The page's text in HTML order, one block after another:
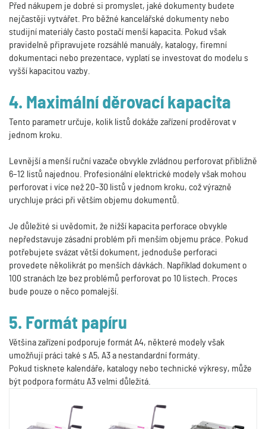
Před nákupem je dobré si promyslet, jaké dokumenty budete
nejčastěji vytvářet. Pro běžné kancelářské dokumenty nebo
studijní materiály často postačí menší kapacita. Pokud však
pravidelně připravujete rozsáhlé manuály, katalogy, firemní
dokumentaci nebo prezentace, vyplatí se investovat do modelu s
vyšší kapacitou vazby.
4. Maximální děrovací kapacita
Tento parametr určuje, kolik listů dokáže zařízení proděrovat v
jednom kroku.
Levnější a menší ruční vazače obvykle zvládnou perforovat přibližně
6–12 listů najednou. Profesionální elektrické modely však mohou
perforovat i více než 20–30 listů v jednom kroku, což výrazně
urychluje práci při větším objemu dokumentů.
Je důležité si uvědomit, že nižší kapacita perforace obvykle
nepředstavuje zásadní problém při menším objemu práce. Pokud
potřebujete svázat větší dokument, jednoduše perforaci
provedete několikrát po menších dávkách. Například dokument o
100 stranách lze bez problémů perforovat po 10 listech. Proces
bude pouze o něco pomalejší.
5. Formát papíru
Většina zařízení podporuje formát A4, některé modely však
umožňují práci také s A5, A3 a nestandardní formáty.
Pokud tisknete kalendáře, katalogy nebo technické výkresy, může
být podpora formátu A3 velmi důležitá.